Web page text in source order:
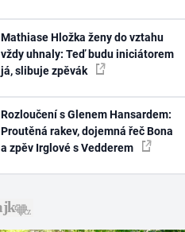
Mathiase Hložka ženy do vztahu
vždy uhnaly: Teď budu iniciátorem
já, slibuje zpěvák
Rozloučení s Glenem Hansardem:
Proutěná rakev, dojemná řeč Bona
a zpěv Irglové s Vedderem